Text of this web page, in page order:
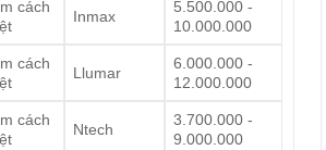
cách
Inmax
5.500.000 -
10.000.000
cách
Llumar
6.000.000 -
12.000.000
cách
Ntech
3.700.000 -
9.000.000